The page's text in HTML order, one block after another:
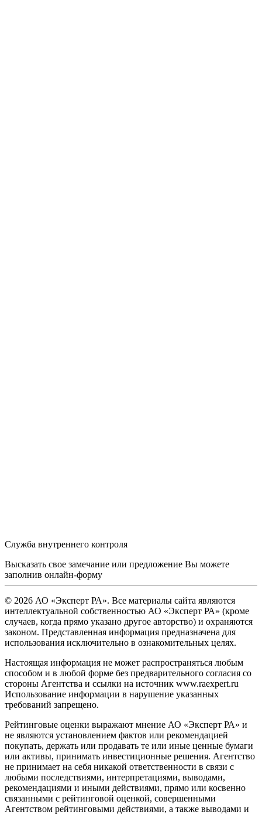
Служба внутреннего контроля
Высказать свое замечание или предложение Вы можете
заполнив онлайн-форму
© 2026 АО «Эксперт РА». Все материалы сайта являются
интеллектуальной собственностью АО «Эксперт РА» (кроме
случаев, когда прямо указано другое авторство) и охраняются
законом. Представленная информация предназначена для
использования исключительно в ознакомительных целях.
Настоящая информация не может распространяться любым
способом и в любой форме без предварительного согласия со
стороны Агентства и ссылки на источник www.raexpert.ru
Использование информации в нарушение указанных
требований запрещено.
Рейтинговые оценки выражают мнение АО «Эксперт РА» и
не являются установлением фактов или рекомендацией
покупать, держать или продавать те или иные ценные бумаги
или активы, принимать инвестиционные решения. Агентство
не принимает на себя никакой ответственности в связи с
любыми последствиями, интерпретациями, выводами,
рекомендациями и иными действиями, прямо или косвенно
связанными с рейтинговой оценкой, совершенными
Агентством рейтинговыми действиями, а также выводами и